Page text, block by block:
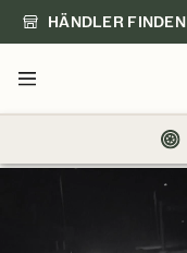
HÄNDLER FINDEN
Menü